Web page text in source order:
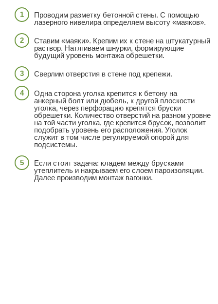
Проводим разметку бетонной стены. С помощью
лазерного нивелира определяем высоту «маяков».
Ставим «маяки». Крепим их к стене на штукатурный
раствор. Натягиваем шнурки, формирующие
будущий уровень монтажа обрешетки.
Сверлим отверстия в стене под крепежи.
Одна сторона уголка крепится к бетону на
анкерный болт или дюбель, к другой плоскости
уголка, через перфорацию крепятся бруски
обрешетки. Количество отверстий на разном уровне
на той части уголка, где крепится брусок, позволит
подобрать уровень его расположения. Уголок
служит в том числе регулируемой опорой для
подсистемы.
Если стоит задача: кладем между брусками
утеплитель и накрываем его слоем пароизоляции.
Далее производим монтаж вагонки.